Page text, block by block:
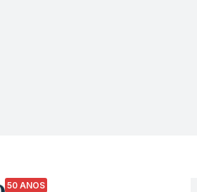
50 ANOS